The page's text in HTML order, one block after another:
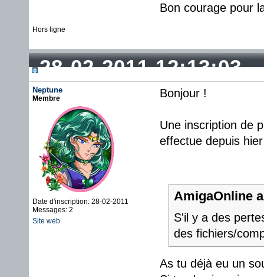
Bon courage pour
Hors ligne
28-02-2011 12:13:03
Neptune
Membre
Date d'inscription: 28-02-2011
Messages: 2
Site web
Bonjour !
Une inscription de
effectue depuis hier
AmigaOnline
S'il y a des
des fichiers/
As tu déjà eu un